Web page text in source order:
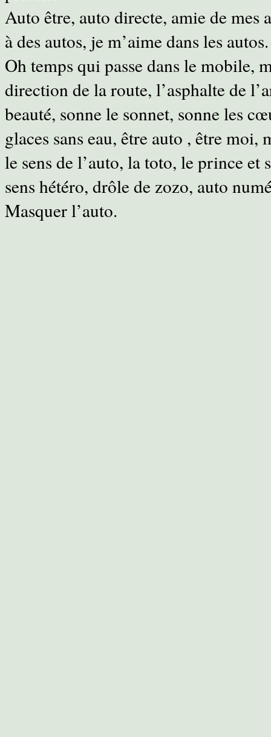
Auto être, auto directe, amie de mes
à des autos, je m’aime dans les
Oh temps qui passe dans le mobile,
direction de la route, l’asphalte de
beauté, sonne le sonnet, sonne les
glaces sans eau, être auto , être moi,
le sens de l’auto, la toto, le prince et
sens hétéro, drôle de zozo, auto
Masquer l’auto.